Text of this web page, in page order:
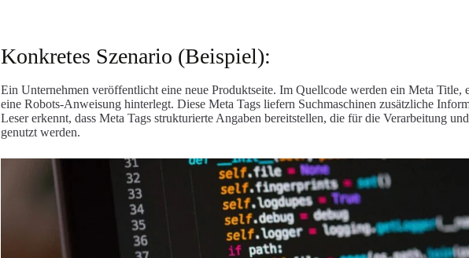
Konkretes Szenario (Beispiel):
Ein Unternehmen veröffentlicht eine neue Produktseite. Im Quellcode werden ein Meta Title,
eine Robots-Anweisung hinterlegt. Diese Meta Tags liefern Suchmaschinen zusätzliche
Leser erkennt, dass Meta Tags strukturierte Angaben bereitstellen, die für die Verarbeitung
genutzt werden.